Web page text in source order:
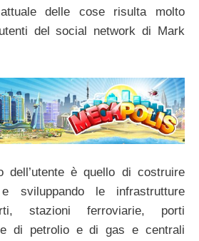
delle cose risulta molto
del social network di Mark
dell’utente è quello di costruire
sviluppando le infrastrutture
stazioni ferroviarie, porti
di petrolio e di gas e centrali